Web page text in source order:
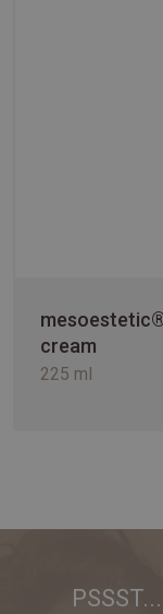
cream
225 ml